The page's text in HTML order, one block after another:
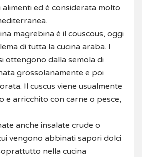
ed è considerata molto
magrebina è il couscous, oggi
di tutta la cucina araba. I
ottengono dalla semola di
grossolanamente e poi
Il cuscus viene usualmente
e arricchito con carne o pesce,
anche insalate crude o
vengono abbinati sapori dolci
nella cucina